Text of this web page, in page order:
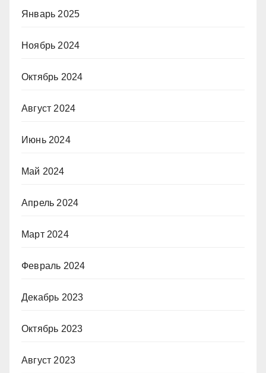
Январь 2025
Ноябрь 2024
Октябрь 2024
Август 2024
Июнь 2024
Май 2024
Апрель 2024
Март 2024
Февраль 2024
Декабрь 2023
Октябрь 2023
Август 2023